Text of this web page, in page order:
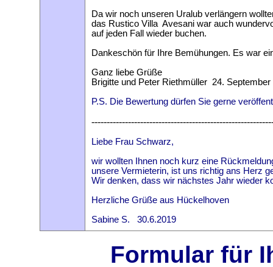
Da wir noch unseren Uralub verlängern
das Rustico Villa Avesani war auch
auf jeden Fall wieder buchen.
Dankeschön für Ihre Bemühungen. Es war
Ganz liebe Grüße
Brigitte und Peter Riethmüller24. September
P.S. Die Bewertung dürfen Sie gerne
Liebe Frau Schwarz,
wir wollten Ihnen noch kurz eine
unsere Vermieterin, ist uns richtig ans Herz
Wir denken, dass wir nächstes Jahr wieder
Herzliche Grüße aus Hückelhoven
Sabine S. 30.6.2019
Formular für